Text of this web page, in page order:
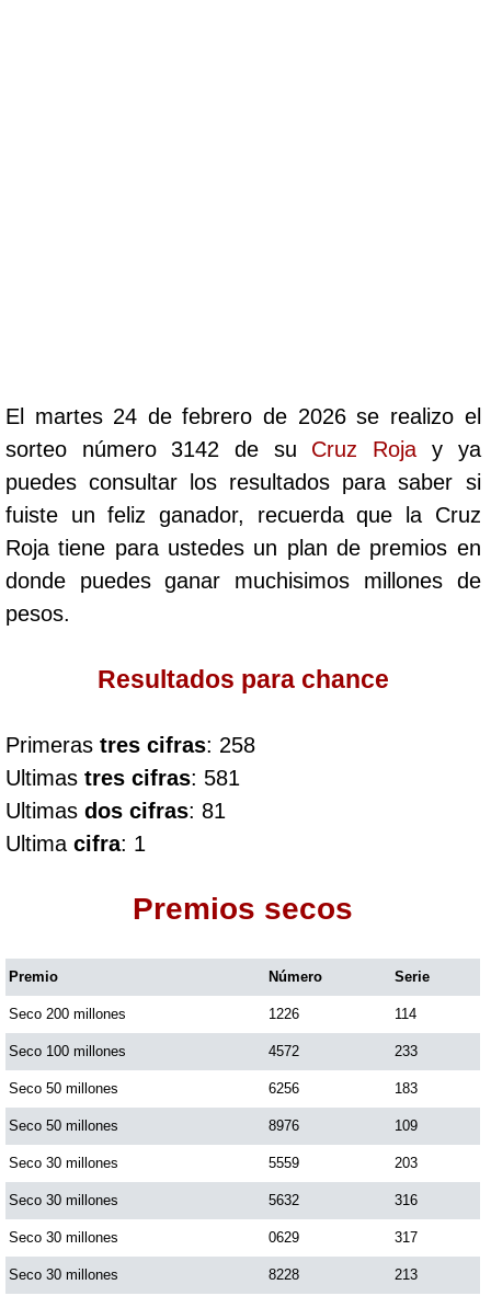
Cafeterito Noche
Caribeña Día
Caribeña Noche
Chontico Día
Chontico Noche
Culona día
Culona noche
Dorado Tarde
Dorado Noche
Fantástica Día
Fantástica Noche
Motilon Tarde
Motilon Noche
El martes 24 de febrero de 2026 se realizo el
sorteo número 3142 de su Cruz Roja y ya
puedes consultar los resultados para saber si
fuiste un feliz ganador, recuerda que la Cruz
Roja tiene para ustedes un plan de premios en
donde puedes ganar muchisimos millones de
pesos.
Resultados para chance
Primeras tres cifras: 258
Ultimas tres cifras: 581
Ultimas dos cifras: 81
Ultima cifra: 1
Premios secos
Premio Número Serie
Seco 200 millones 1226 114
Seco 100 millones 4572 233
Seco 50 millones 6256 183
Seco 50 millones 8976 109
Seco 30 millones 5559 203
Seco 30 millones 5632 316
Seco 30 millones 0629 317
Seco 30 millones 8228 213